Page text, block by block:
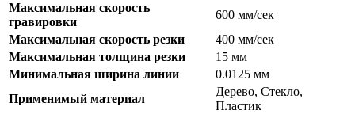
Максимальная скорость
гравировки
600 мм/сек
Максимальная скорость резки
400 мм/сек
Максимальная толщина резки
15 мм
Минимальная ширина линии
0.0125 мм
Применимый материал
Дерево, Стекло,
Пластик